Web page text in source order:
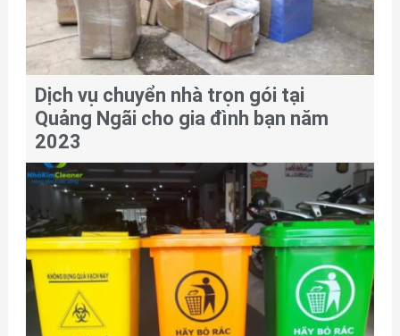
Dịch vụ chuyển nhà trọn gói tại
Quảng Ngãi cho gia đình bạn năm
2023